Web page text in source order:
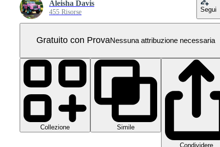
Aleisha Davis
455 Risorse Segui
Gratuito con ProvaNessuna attribuzione necessaria
Collezione Simile
Condividere